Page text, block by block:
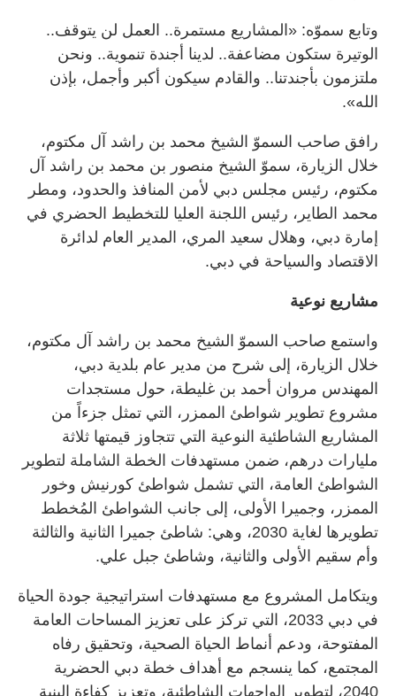
وتابع سموّه: «المشاريع مستمرة.. العمل لن يتوقف..
الوتيرة ستكون مضاعفة.. لدينا أجندة تنموية.. ونحن
ملتزمون بأجندتنا.. والقادم سيكون أكبر وأجمل، بإذن
الله».
رافق صاحب السموّ الشيخ محمد بن راشد آل مكتوم،
خلال الزيارة، سموّ الشيخ منصور بن محمد بن راشد آل
مكتوم، رئيس مجلس دبي لأمن المنافذ والحدود، ومطر
محمد الطاير، رئيس اللجنة العليا للتخطيط الحضري في
إمارة دبي، وهلال سعيد المري، المدير العام لدائرة
الاقتصاد والسياحة في دبي.
مشاريع نوعية
واستمع صاحب السموّ الشيخ محمد بن راشد آل مكتوم،
خلال الزيارة، إلى شرح من مدير عام بلدية دبي،
المهندس مروان أحمد بن غليطة، حول مستجدات
مشروع تطوير شواطئ الممزر، التي تمثل جزءاً من
المشاريع الشاطئية النوعية التي تتجاوز قيمتها ثلاثة
مليارات درهم، ضمن مستهدفات الخطة الشاملة لتطوير
الشواطئ العامة، التي تشمل شواطئ كورنيش وخور
الممزر، وجميرا الأولى، إلى جانب الشواطئ المُخطط
تطويرها لغاية 2030، وهي: شاطئ جميرا الثانية والثالثة
وأم سقيم الأولى والثانية، وشاطئ جبل علي.
ويتكامل المشروع مع مستهدفات استراتيجية جودة الحياة
في دبي 2033، التي تركز على تعزيز المساحات العامة
المفتوحة، ودعم أنماط الحياة الصحية، وتحقيق رفاه
المجتمع، كما ينسجم مع أهداف خطة دبي الحضرية
2040، لتطوير الواجهات الشاطئية، وتعزيز كفاءة البنية